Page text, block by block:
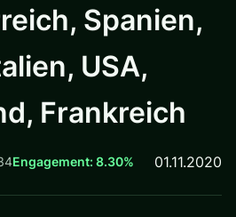
Spanien,
USA,
Frankreich
Engagement: 8.30% 01.11.2020